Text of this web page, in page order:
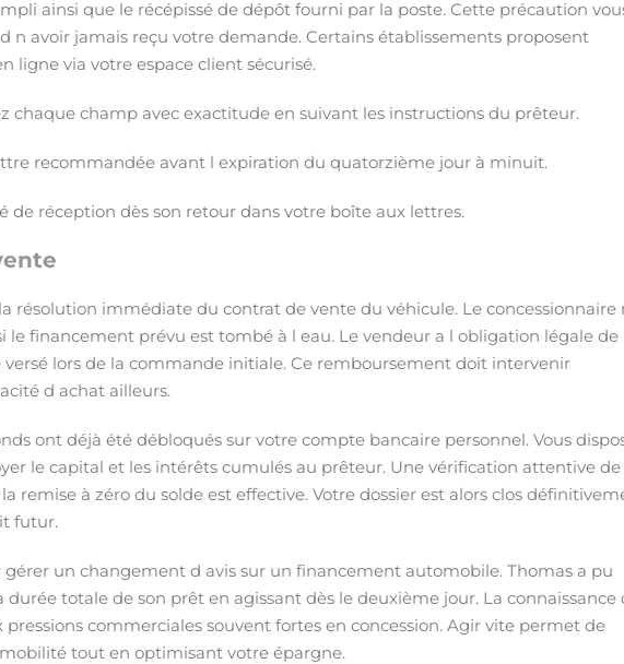
ainsi que le récépissé de dépôt fourni par la poste. Cette précaution
n avoir jamais reçu votre demande. Certains établissements proposent
ligne via votre espace client sécurisé.
chaque champ avec exactitude en suivant les instructions du prêteur.
recommandée avant l expiration du quatorzième jour à minuit.
de réception dès son retour dans votre boîte aux lettres.
résolution immédiate du contrat de vente du véhicule. Le concessionnaire
le financement prévu est tombé à l eau. Le vendeur a l obligation légale de
lors de la commande initiale. Ce remboursement doit intervenir
d achat ailleurs.
ont déjà été débloqués sur votre compte bancaire personnel. Vous
le capital et les intérêts cumulés au prêteur. Une vérification attentive de
remise à zéro du solde est effective. Votre dossier est alors clos
futur.
un changement d avis sur un financement automobile. Thomas a pu
totale de son prêt en agissant dès le deuxième jour. La connaissance
commerciales souvent fortes en concession. Agir vite permet de
tout en optimisant votre épargne.